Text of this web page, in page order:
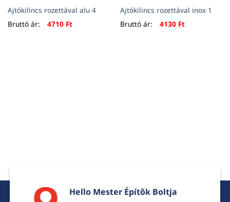
Ajtókilincs rozettával alu 4
Bruttó ár:
4710 Ft
Ajtókilincs rozettával inox 1
Bruttó ár:
4130 Ft
Hello Mester Építők Boltja